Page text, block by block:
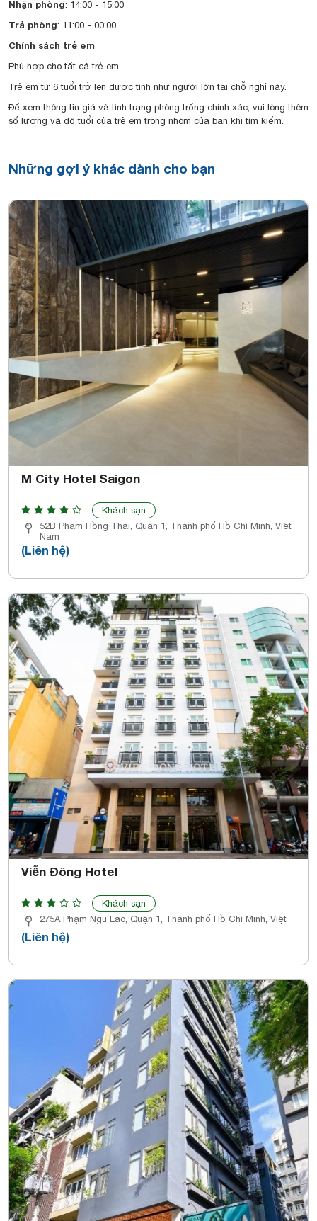
Nhận phòng: 14:00 - 15:00
Trả phòng: 11:00 - 00:00
Chính sách trẻ em
Phù hợp cho tất cả trẻ em.
Trẻ em từ 6 tuổi trở lên được tính như người lớn tại chỗ nghỉ này.
Để xem thông tin giá và tình trạng phòng trống chính xác, vui lòng thêm
số lượng và độ tuổi của trẻ em trong nhóm của bạn khi tìm kiếm.
Những gợi ý khác dành cho bạn
M City Hotel Saigon
Khách sạn
52B Phạm Hồng Thái, Quận 1, Thành phố Hồ Chí Minh, Việt
Nam
(Liên hệ)
Viễn Đông Hotel
Khách sạn
275A Phạm Ngũ Lão, Quận 1, Thành phố Hồ Chí Minh, Việt
(Liên hệ)